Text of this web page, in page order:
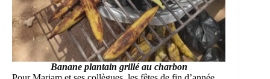
Banane plantain grillé au charbon